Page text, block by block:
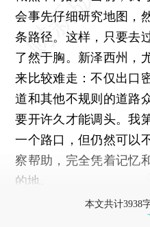
会事先仔细研究地图，
条路径。这样，只要去
了然于胸。新泽西州，
来比较难走：不仅出口
道和其他不规则的道路
要开许久才能调头。我
一个路口，但仍然可以
察帮助，完全凭着记忆
的地。
本文共计3938